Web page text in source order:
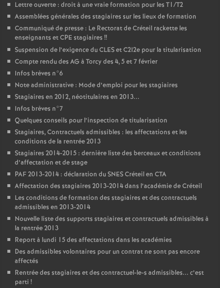
Lettre ouverte : droit à une vraie formation pour les T1/T2
Assemblées générales des stagiaires sur les lieux de formation
Communiqué de presse : Le Rectorat de Créteil rackette les
enseignants etCPE stagiaires !!
Suspension de l’exigence duCLESet C2I2e pour la titularisation
Compte rendu des AG à Torcy des 4, 5 et 7 février
Infos brèves n°6
Note administrative : Mode d’emploi pour les stagiaires
Stagiaires en 2012, néotitulaires en 2013...
Infos brèves n°7
Quelques conseils pour l’inspection de titularisation
Stagiaires, Contractuels admissibles : les affectations et les
conditions de la rentrée 2013
Stagiaires 2014-2015 : dernière liste des berceaux et conditions
d’affectation et de stage
PAF2013-2014 : déclaration duSNESCréteil en CTA
Affectation des stagiaires 2013-2014 dans l’académie de Créteil
Les conditions de formation des stagiaires et des contractuels
admissibles en 2013-2014
Nouvelle liste des supports stagiaires et contractuels admissibles à
la rentrée 2013
Report à lundi 15 des affectations dans les académies
Des admissibles volontaires pour un contrat ne sont pas encore
affectés
Rentrée des stagiaires et des contractuel-le-s admissibles... c’est
parti !